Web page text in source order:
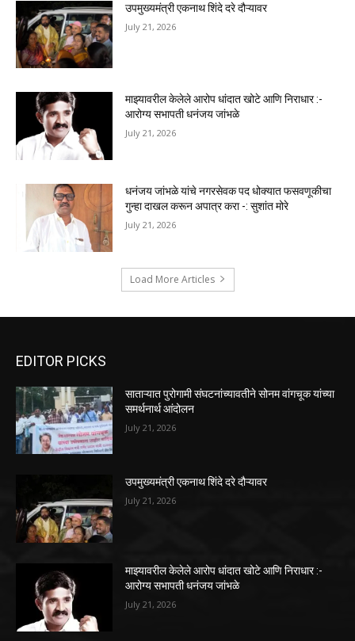
उपमुख्यमंत्री एकनाथ शिंदे दरे दौऱ्यावर
July 21, 2026
माझ्यावरील केलेले आरोप धांदात खोटे आणि निराधार :-
आरोग्य सभापती धनंजय जांभळे
July 21, 2026
धनंजय जांभळे यांचे नगरसेवक पद धोक्यात फसवणूकीचा
गुन्हा दाखल करून अपात्र करा -: सुशांत मोरे
July 21, 2026
Load More Articles
EDITOR PICKS
साताऱ्यात पुरोगामी संघटनांच्यावतीने सोनम वांगचूक यांच्या
समर्थनार्थ आंदोलन
July 21, 2026
उपमुख्यमंत्री एकनाथ शिंदे दरे दौऱ्यावर
July 21, 2026
माझ्यावरील केलेले आरोप धांदात खोटे आणि निराधार :-
आरोग्य सभापती धनंजय जांभळे
July 21, 2026